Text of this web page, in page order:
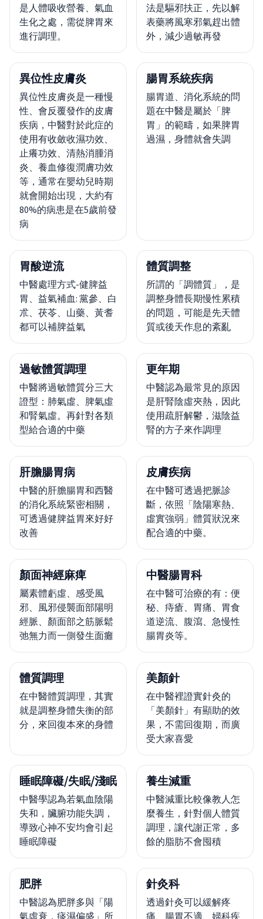
是人體吸收營養、氣血
生化之處，需從脾胃來
進行調理。
法是驅邪扶正，先以解
表藥將風寒邪氣趕出體
外，減少過敏再發
異位性皮膚炎
異位性皮膚炎是一種慢
性、會反覆發作的皮膚
疾病，中醫對於此症的
使用有收斂收濕功效、
止癢功效、清熱消腫消
炎、養血修復潤膚功效
等，通常在嬰幼兒時期
就會開始出現，大約有
80%的病患是在5歲前發
病
腸胃系統疾病
腸胃道、消化系統的問
題在中醫是屬於「脾
胃」的範疇，如果脾胃
過濕，身體就會失調
胃酸逆流
中醫處理方式-健脾益
胃、益氣補血: 黨參、白
朮、茯苓、山藥、黃耆
都可以補脾益氣
體質調整
所謂的「調體質」，是
調整身體長期慢性累積
的問題，可能是先天體
質或後天作息的紊亂
過敏體質調理
中醫將過敏體質分三大
證型：肺氣虛、脾氣虛
和腎氣虛。再針對各類
型給合適的中藥
更年期
中醫認為最常見的原因
是肝腎陰虛夾熱，因此
使用疏肝解鬱，滋陰益
腎的方子來作調理
肝膽腸胃病
中醫的肝膽腸胃和西醫
的消化系統緊密相關，
可透過健脾益胃來好好
改善
皮膚疾病
在中醫可透過把脈診
斷，依照「陰陽寒熱、
虛實強弱」體質狀況來
配合適的中藥。
顏面神經麻痺
屬素體虧虛、感受風
邪、風邪侵襲面部陽明
經脈、顏面部之筋脈鬆
弛無力而一側發生面癱
中醫腸胃科
在中醫可治療的有：便
秘、痔瘡、胃痛、胃食
道逆流、腹瀉、急慢性
腸胃炎等。
體質調理
在中醫體質調理，其實
就是調整身體失衡的部
分，來回復本來的身體
美顏針
在中醫裡證實針灸的
「美顏針」有顯助的效
果，不需回復期，而廣
受大家喜愛
睡眠障礙/失眠/淺眠
中醫學認為若氣血陰陽
失和，臟腑功能失調，
導致心神不安均會引起
睡眠障礙
養生減重
中醫減重比較像教人怎
麼養生，針對個人體質
調理，讓代謝正常，多
餘的脂肪不會囤積
肥胖
中醫認為肥胖多與「陽
氣虛衰，痰濕偏盛」所
針灸科
透過針灸可以緩解疼
痛、腸胃不適、婦科疾